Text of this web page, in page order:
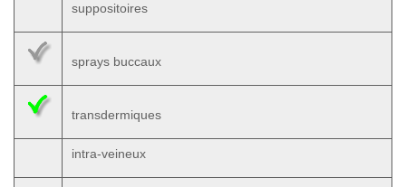
suppositoires
sprays buccaux
transdermiques
intra-veineux